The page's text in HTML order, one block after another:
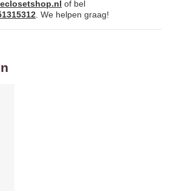
of bel
. We helpen graag!